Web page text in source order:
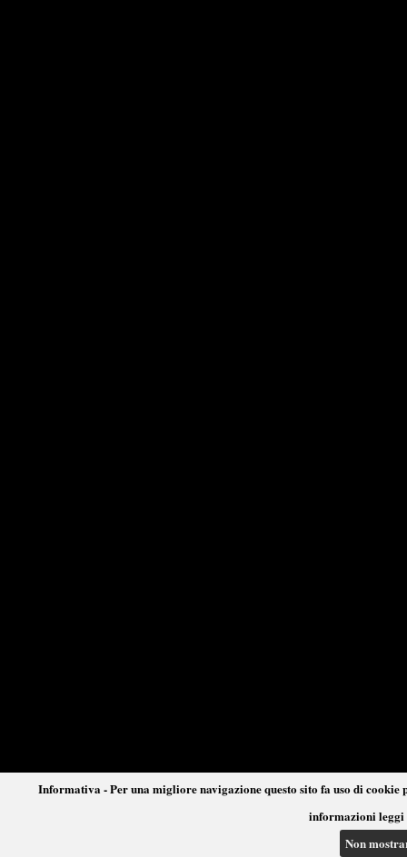
Informativa - Per una migliore navigazione questo sito fa uso di
informazioni leggi
Non